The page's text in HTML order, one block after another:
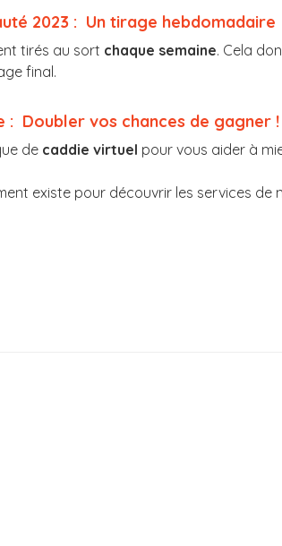
2023 : Un tirage hebdomadaire
tirés au sort chaque semaine. Cela
final.
: Doubler vos chances de gagner !
de caddie virtuel pour vous aider à
existe pour découvrir les services